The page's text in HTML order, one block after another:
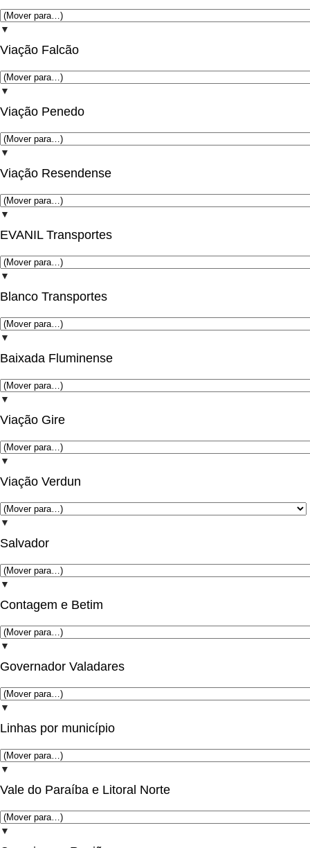
▼
Viação Falcão
▼
Viação Penedo
▼
Viação Resendense
▼
EVANIL Transportes
▼
Blanco Transportes
▼
Baixada Fluminense
▼
Viação Gire
▼
Viação Verdun
▼
Salvador
▼
Contagem e Betim
▼
Governador Valadares
▼
Linhas por município
▼
Vale do Paraíba e Litoral Norte
▼